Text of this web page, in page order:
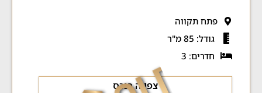
פתח תקווה
גודל: 85 מ"ר
חדרים: 3
צפייה בנכס